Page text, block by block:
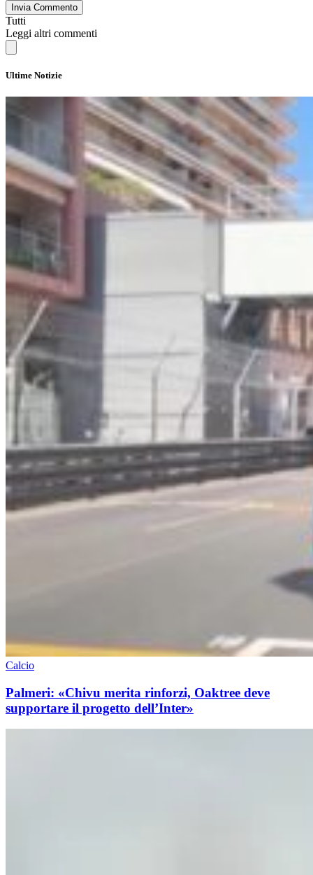
Invia Commento
Tutti
Leggi altri commenti
Ultime Notizie
Calcio
Palmeri: «Chivu merita rinforzi, Oaktree deve
supportare il progetto dell’Inter»